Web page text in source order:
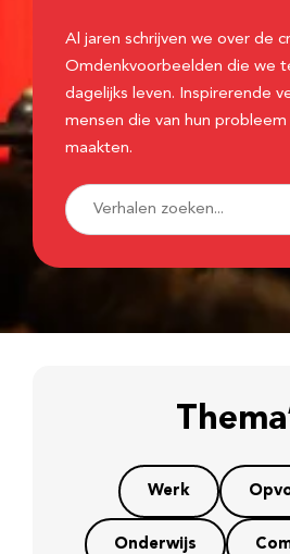
Al jaren schrijven we over de
Omdenkvoorbeelden die we
dagelijks leven. Inspirerende
mensen die van hun
maakten.
Werk
Onderwijs